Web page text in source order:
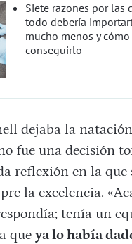
Siete razones por las
todo debería
mucho menos y cómo
conseguirlo
dejaba la
fue una decisión
reflexión en la que
la excelencia.
tenía un
que ya lo había